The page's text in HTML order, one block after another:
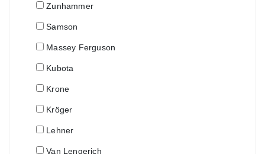
Zunhammer
Samson
Massey Ferguson
Kubota
Krone
Kröger
Lehner
Van Lengerich